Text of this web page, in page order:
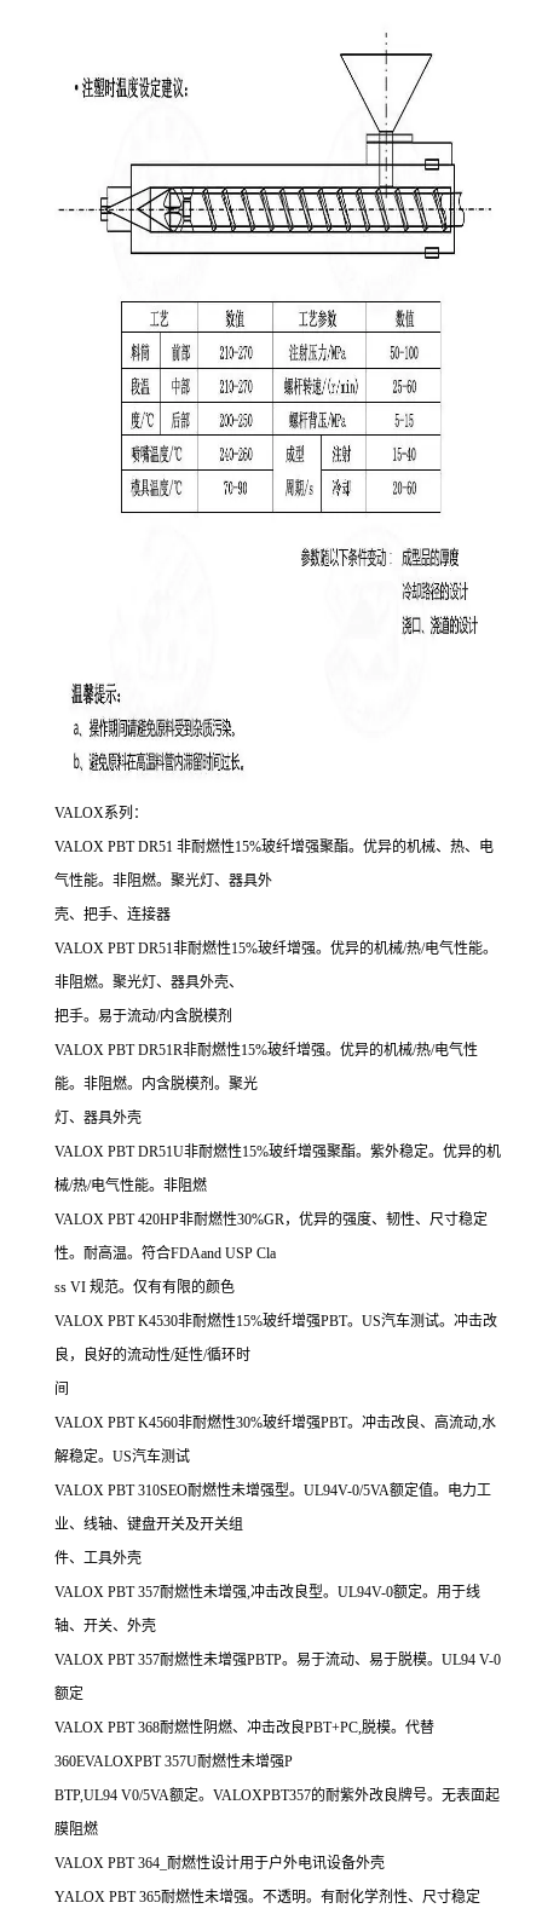
VALOX系列：
VALOX PBT DR51 非耐燃性15%玻纤增强聚酯。优异的机械、热、电
气性能。非阻燃。聚光灯、器具外
壳、把手、连接器
VALOX PBT DR51非耐燃性15%玻纤增强。优异的机械/热/电气性能。
非阻燃。聚光灯、器具外壳、
把手。易于流动/内含脱模剂
VALOX PBT DR51R非耐燃性15%玻纤增强。优异的机械/热/电气性
能。非阻燃。内含脱模剂。聚光
灯、器具外壳
VALOX PBT DR51U非耐燃性15%玻纤增强聚酯。紫外稳定。优异的机
械/热/电气性能。非阻燃
VALOX PBT 420HP非耐燃性30%GR，优异的强度、韧性、尺寸稳定
性。耐高温。符合FDAand USP Cla
ss VI 规范。仅有有限的颜色
VALOX PBT K4530非耐燃性15%玻纤增强PBT。US汽车测试。冲击改
良，良好的流动性/延性/循环时
间
VALOX PBT K4560非耐燃性30%玻纤增强PBT。冲击改良、高流动,水
解稳定。US汽车测试
VALOX PBT 310SEO耐燃性未增强型。UL94V-0/5VA额定值。电力工
业、线轴、键盘开关及开关组
件、工具外壳
VALOX PBT 357耐燃性未增强,冲击改良型。UL94V-0额定。用于线
轴、开关、外壳
VALOX PBT 357耐燃性未增强PBTP。易于流动、易于脱模。UL94 V-0
额定
VALOX PBT 368耐燃性阴燃、冲击改良PBT+PC,脱模。代替
360EVALOXPBT 357U耐燃性未增强P
BTP,UL94 V0/5VA额定。VALOXPBT357的耐紫外改良牌号。无表面起
膜阻燃
VALOX PBT 364_耐燃性设计用于户外电讯设备外壳
YALOX PBT 365耐燃性未增强。不透明。有耐化学剂性、尺寸稳定